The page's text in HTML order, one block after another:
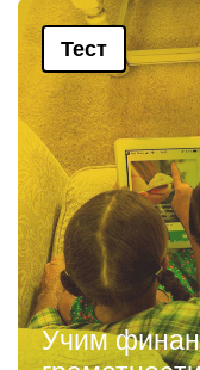
Тест
Учим